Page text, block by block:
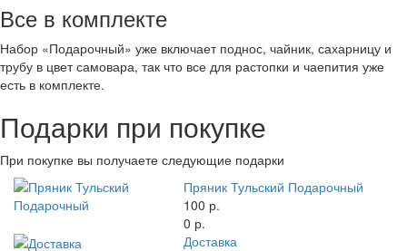
Все в комплекте
Набор «Подарочный» уже включает поднос, чайник, сахарницу и
трубу в цвет самовара, так что все для растопки и чаепития уже
есть в комплекте.
Подарки при покупке
При покупке вы получаете следующие подарки
Пряник Тульский Подарочный
100 р.
0 р.
Доставка